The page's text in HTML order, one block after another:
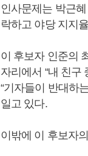
인사문제는 박근
락하고 야당 지지
이 후보자 인준의
자리에서 “내 친구
“기자들이 반대하
일고 있다.
이밖에 이 후보자